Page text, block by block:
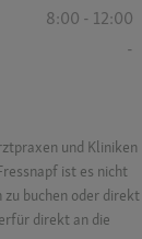
8:00 - 12:00
-
und Kliniken
ist es nicht
buchen oder direkt
direkt an die